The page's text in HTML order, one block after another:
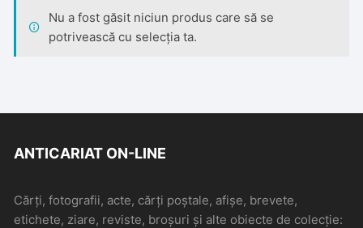
Nu a fost găsit niciun produs care să se
potrivească cu selecția ta.
ANTICARIAT ON-LINE
Cărți, fotografii, acte, cărți poștale, afișe, brevete,
etichete, ziare, reviste, broșuri și alte obiecte de colecție: